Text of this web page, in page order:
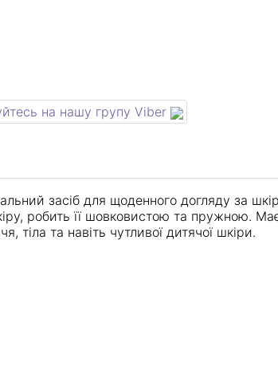
на нашу групу Viber
засіб для щоденного догляду за
робить її шовковистою та пружною.
тіла та навіть чутливої дитячої шкіри.